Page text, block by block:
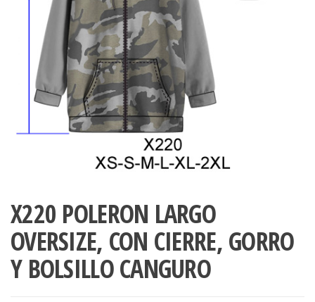
accumark ,
pdf , Moldes
Gerber ,
ropa,
Graduaciones,
Ploteo y
Digitalización
accumark,
Moldes en
pdf, Moldes
Accumark
Chile.
X220 POLERON LARGO
OVERSIZE, CON CIERRE, GORRO
Y BOLSILLO CANGURO